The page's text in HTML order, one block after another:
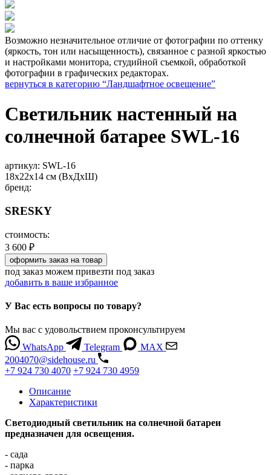
Возможно незначительное отличие от фотографии по оттенку
(яркость, тон или насыщенность), связанное с разной яркостью
и настройками монитора, студийной съемкой, обработкой
фотографии в графических редакторах.
вернуться в категорию “Ландшафтное освещение”
Светильник настенный на
солнечной батарее SWL-16
артикул: SWL-16
18х22х14 см (ВхДхШ)
бренд:
SRESKY
стоимость:
3 600 ₽
оформить заказ на товар
под заказ можем привезти под заказ
добавить в ваше избранное
У Вас есть вопросы по товару?
Мы вас с удовольствием проконсультируем
WhatsApp
Telegram
MAX
2004070@sidehouse.ru
+7 924 730 4070 +7 924 730 4959
Описание
Характеристики
Светодиодный светильник на солнечной батареи
предназначен для освещения.
- сада
- парка